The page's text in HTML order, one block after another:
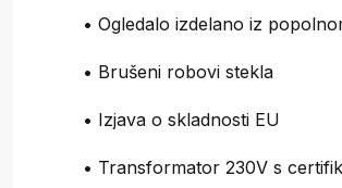
• Ogledalo izdelano iz
• Brušeni robovi stekla
• Izjava o skladnosti EU
• Transformator 230V s